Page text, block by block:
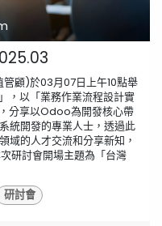
顧)於03月07日上午10點舉
，以「業務作業流程設計實
分享以Odoo為開發核心帶
統開發的專業人士，透過此
域的人才交流和分享新知，
研討會開場主題為「台灣
研討會